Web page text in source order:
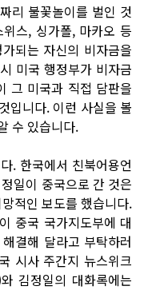
리 불꽃놀이를 벌인 것
스, 싱가폴, 마카오 등
되는 자신의 비자금을
미국 행정부가 비자금
그 미국과 직접 담판을
입니다. 이런 사실을 볼
수 있습니다.
. 한국에서 친북어용언
일이 중국으로 간 것은
적인 보도를 했습니다.
중국 국가지도부에 대
결해 달라고 부탁하러
시사 주간지 뉴스위크
김정일의 대화록에는